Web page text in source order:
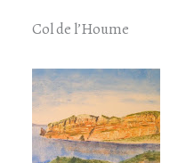
Col de l’Houme